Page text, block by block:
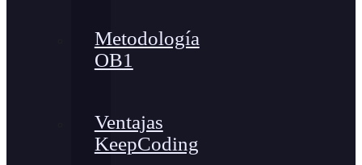
Metodología
OB1
Ventajas
KeepCoding